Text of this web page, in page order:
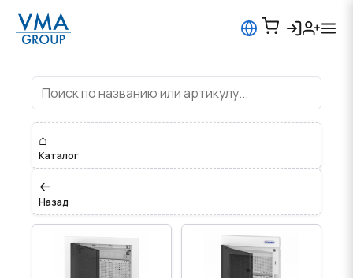
Щиты IT встраиваемые
⌂
Каталог
←
Назад